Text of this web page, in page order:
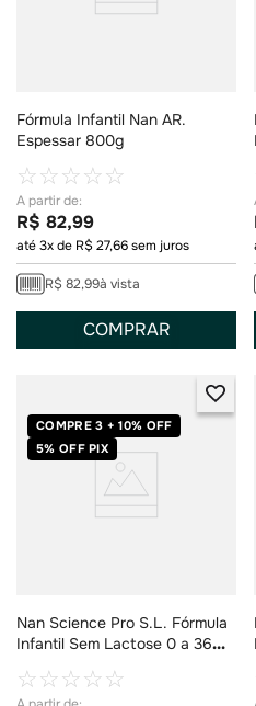
Fórmula Infantil Nan AR.
Espessar 800g
☆☆☆☆☆
R$ 82,99
até3x de R$27,66sem juros
R$ 82,99à vista
COMPRAR
Nan Science Pro S.L. Fórmula
Infantil Sem Lactose 0 a 36
☆☆☆☆☆
COMPRE 3 + 10% OFF
5% OFF PIX